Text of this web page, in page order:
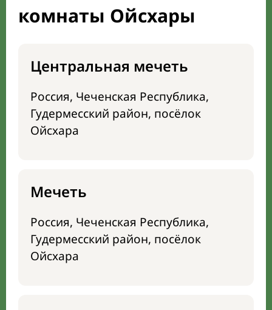
комнаты Ойсхары
Центральная мечеть
Россия, Чеченская Республика,
Гудермесский район, посёлок
Ойсхара
Мечеть
Россия, Чеченская Республика,
Гудермесский район, посёлок
Ойсхара